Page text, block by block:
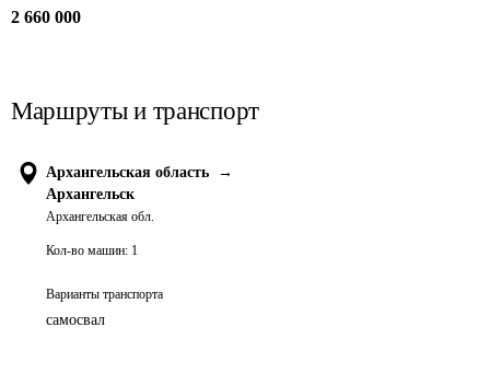
2 660 000
Маршруты и транспорт
Архангельская область
→
Архангельск
Архангельская обл.
Кол-во машин: 1
Варианты транспорта
самосвал